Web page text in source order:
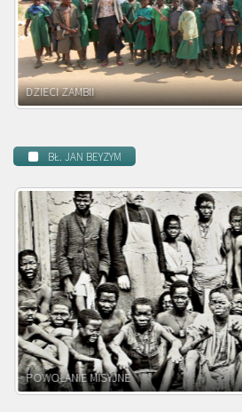
DZIECI MALAWI
BŁ. JAN BEYZYM
BEATYFIKACJA